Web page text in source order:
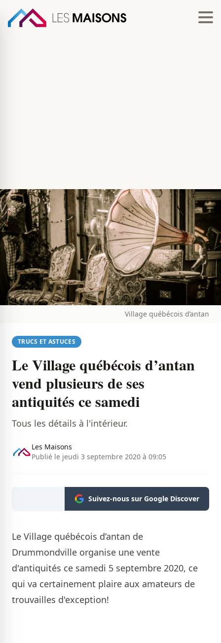
Village québécois d’antan
TRUCS ET ASTUCES
Le Village québécois d’antan
vend plusieurs de ses
antiquités ce samedi
Tous les détails à l'intérieur.
Les Maisons
Publié le jeudi 3 septembre 2020 à 09:05
Suivez-nous sur Google Discover
Le Village québécois d’antan de
Drummondville organise une vente
d'antiquités ce samedi 5 septembre 2020, ce
qui va certainement plaire aux amateurs de
trouvailles d'exception!